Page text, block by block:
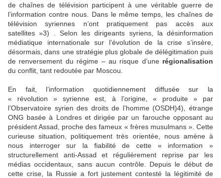
de chaînes de télévision participent à une véritable guerre de
l’information contre nous. Dans le même temps, les chaînes de
télévision syriennes n’ont pratiquement pas accès aux
satellites »3) . Selon les dirigeants syriens, la désinformation
médiatique internationale sur l’évolution de la crise s’insère,
désormais, dans une stratégie plus globale de délégitimation puis
de renversement du régime – au risque d’une régionalisation
du conflit, tant redoutée par Moscou.
En fait, l’information quotidiennement diffusée sur la
« révolution » syrienne est, à l’origine, « produite » par
l’Observatoire syrien des droits de l’homme (OSDH)4), étrange
ONG basée à Londres et dirigée par un farouche opposant au
président Assad, proche des fameux « frères musulmans ». Cette
curieuse situation, politiquement très orientée, nous amène à
nous interroger sur la fiabilité de cette « information »
structurellement anti-Assad et régulièrement reprise par les
médias occidentaux, sans aucun contrôle. Depuis le début de
cette crise, la Russie a fort justement contesté la légitimité de